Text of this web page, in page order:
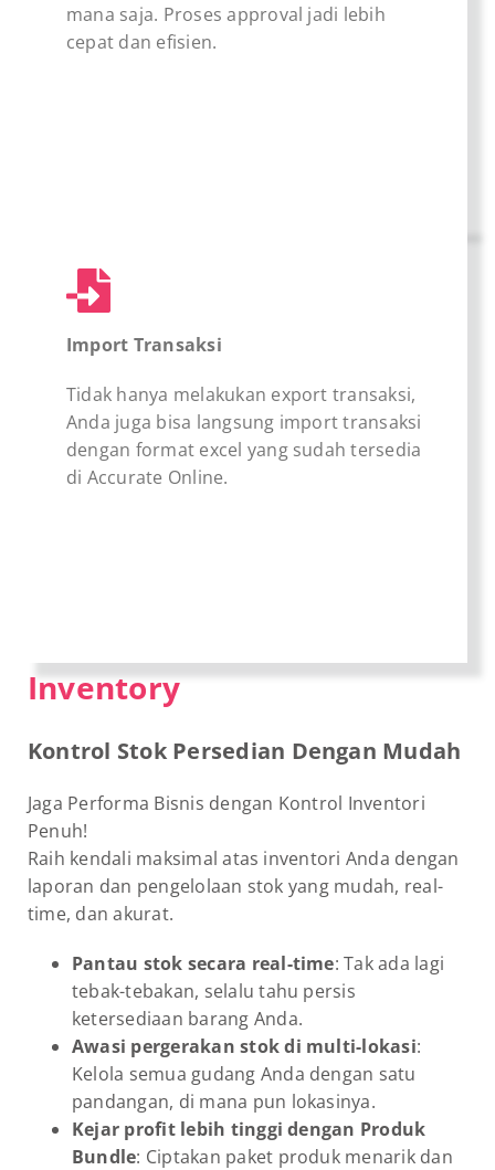
mana saja. Proses approval jadi lebih
cepat dan efisien.
Import Transaksi
Tidak hanya melakukan export transaksi,
Anda juga bisa langsung import transaksi
dengan format excel yang sudah tersedia
di Accurate Online.
Inventory
Kontrol Stok Persedian Dengan Mudah
Jaga Performa Bisnis dengan Kontrol Inventori
Penuh!
Raih kendali maksimal atas inventori Anda dengan
laporan dan pengelolaan stok yang mudah, real-
time, dan akurat.
Pantau stok secara real-time: Tak ada lagi
tebak-tebakan, selalu tahu persis
ketersediaan barang Anda.
Awasi pergerakan stok di multi-lokasi:
Kelola semua gudang Anda dengan satu
pandangan, di mana pun lokasinya.
Kejar profit lebih tinggi dengan Produk
Bundle: Ciptakan paket produk menarik dan